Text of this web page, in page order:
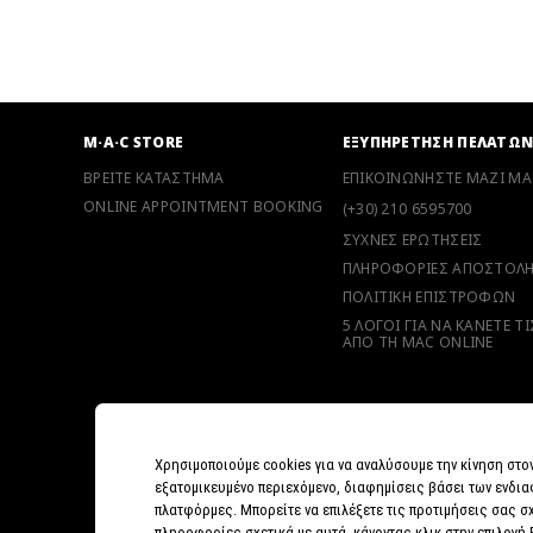
M·A·C STORE
ΒΡΕΙΤΕ ΚΑΤΑΣΤΗΜΑ
ONLINE APPOINTMENT BOOKING
ΕΞΥΠΗΡΕΤΗΣΗ ΠΕΛΑΤΩΝ
ΕΠΙΚΟΙΝΩΝΗΣΤΕ ΜΑΖΙ
(+30) 210 6595700
ΣΥΧΝΕΣ ΕΡΩΤΗΣΕΙΣ
ΠΛΗΡΟΦΟΡΙΕΣ
ΠΟΛΙΤΙΚΗ ΕΠΙΣΤΡΟΦΩΝ
5 ΛΟΓΟΙ ΓΙΑ ΝΑ ΚΑΝΕΤΕ
ΑΠΟ ΤΗ MAC ONLINE
Χρησιμοποιούμε cookies για να αναλύσουμε την κίνηση
εξατομικευμένο περιεχόμενο, διαφημίσεις βάσει των
πλατφόρμες. Μπορείτε να επιλέξετε τις προτιμήσεις σας